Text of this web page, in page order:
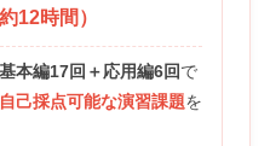
12時間）
基本編17回＋応用編6回で
自己採点可能な演習課題を